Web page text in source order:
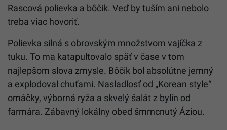
Rascová polievka a bôčik. Veď by tuším ani nebolo
treba viac hovoriť.
Polievka silná s obrovským množstvom vajíčka z
tuku. To ma katapultovalo späť v čase v tom
najlepšom slova zmysle. Bôčik bol absolútne jemný
a explodoval chuťami. Nasladlosť od „Korean style“
omáčky, výborná ryža a skvelý šalát z bylín od
farmára. Zábavný lokálny obed šmrncnutý Áziou.